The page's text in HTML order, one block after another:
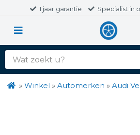
1 jaar garantie Specialist in
Zoek
naar:
» Winkel » Automerken » Audi